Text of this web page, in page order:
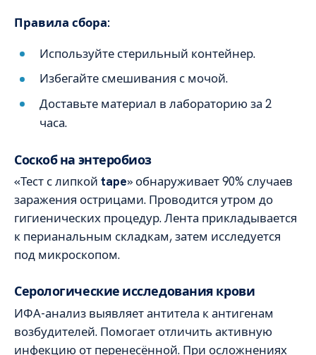
Правила сбора:
Используйте стерильный контейнер.
Избегайте смешивания с мочой.
Доставьте материал в лабораторию за 2
часа.
Соскоб на энтеробиоз
«Тест с липкой tape» обнаруживает 90% случаев
заражения острицами. Проводится утром до
гигиенических процедур. Лента прикладывается
к перианальным складкам, затем исследуется
под микроскопом.
Серологические исследования крови
ИФА-анализ выявляет антитела к антигенам
возбудителей. Помогает отличить активную
инфекцию от перенесённой. При осложнениях